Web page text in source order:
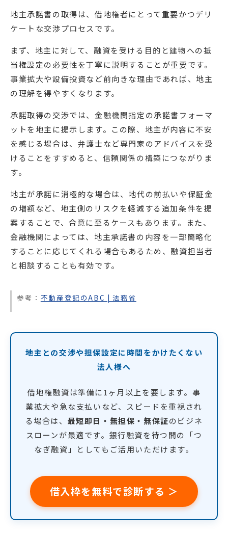
地主承諾書の取得は、借地権者にとって重要かつデリ
ケートな交渉プロセスです。
まず、地主に対して、融資を受ける目的と建物への抵
当権設定の必要性を丁寧に説明することが重要です。
事業拡大や設備投資など前向きな理由であれば、地主
の理解を得やすくなります。
承諾取得の交渉では、金融機関指定の承諾書フォーマ
ットを地主に提示します。この際、地主が内容に不安
を感じる場合は、弁護士など専門家のアドバイスを受
けることをすすめると、信頼関係の構築につながりま
す。
地主が承諾に消極的な場合は、地代の前払いや保証金
の増額など、地主側のリスクを軽減する追加条件を提
案することで、合意に至るケースもあります。また、
金融機関によっては、地主承諾書の内容を一部簡略化
することに応じてくれる場合もあるため、融資担当者
と相談することも有効です。
参考： 不動産登記のABC | 法務省
地主との交渉や担保設定に時間をかけたくない
法人様へ
借地権融資は準備に1ヶ月以上を要します。事
業拡大や急な支払いなど、スピードを重視され
る場合は、 最短即日・無担保・無保証のビジネ
スローンが最適です。銀行融資を待つ間の「つ
なぎ融資」としてもご活用いただけます。
借入枠を無料で診断する